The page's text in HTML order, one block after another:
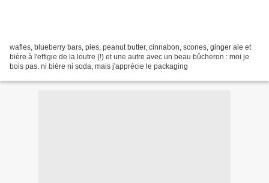
wafles, blueberry bars, pies, peanut butter, cinnabon, scones, ginger ale et
bière à l'effigie de la loutre (!) et une autre avec un beau bûcheron : moi je
bois pas. ni bière ni soda, mais j'apprécie le packaging